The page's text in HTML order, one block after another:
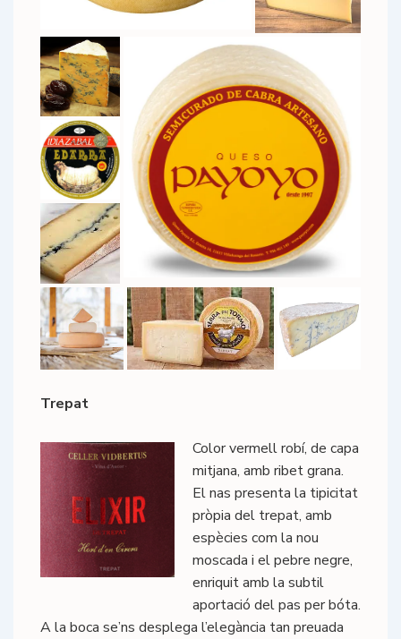
Trepat
Color vermell robí, de capa
mitjana, amb ribet grana.
El nas presenta la tipicitat
pròpia del trepat, amb
espècies com la nou
moscada i el pebre negre,
enriquit amb la subtil
aportació del pas per bóta.
A la boca se’ns desplega l’elegància tan preuada